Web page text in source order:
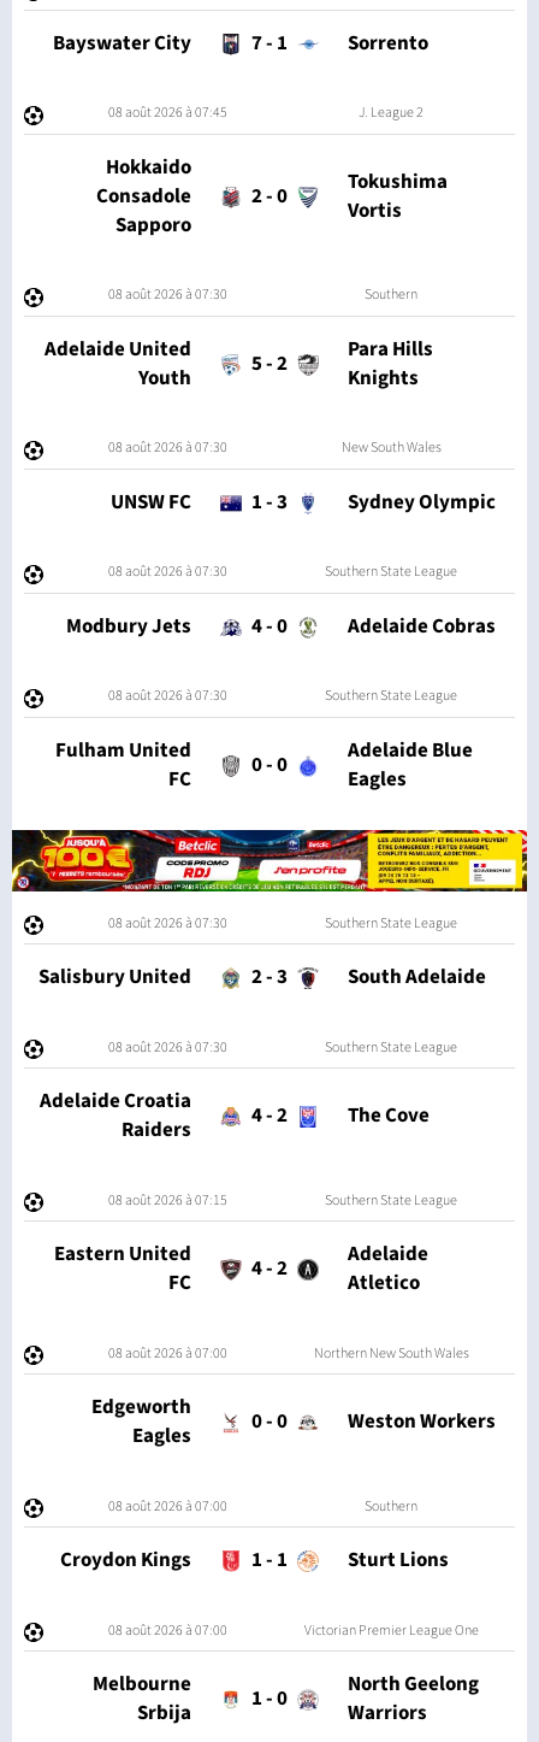
Bayswater City 7- 1 Sorrento
08 août 2026 à 07:45 J. League 2
Hokkaido
Consadole
Sapporo
2-0
Tokushima
Vortis
08 août 2026 à 07:30 Southern
Adelaide United
Youth
5-2
Para Hills
Knights
08 août 2026 à 07:30 New South Wales
UNSW FC 1-3 Sydney Olympic
08 août 2026 à 07:30 Southern State League
Modbury Jets 4-0 Adelaide Cobras
08 août 2026 à 07:30 Southern State League
Fulham United
FC
0-0
Adelaide Blue
Eagles
08 août 2026 à 07:30 Southern State League
Salisbury United 2-3 South Adelaide
08 août 2026 à 07:30 Southern State League
Adelaide Croatia
Raiders
4-2 The Cove
08 août 2026 à 07:15 Southern State League
Eastern United
FC
4-2
Adelaide
Atletico
08 août 2026 à 07:00 Northern New South Wales
Edgeworth
Eagles
0-0 Weston Workers
08 août 2026 à 07:00 Southern
Croydon Kings 1- 1 Sturt Lions
08 août 2026 à 07:00 Victorian Premier League One
Melbourne
Srbija
1-0
North Geelong
Warriors